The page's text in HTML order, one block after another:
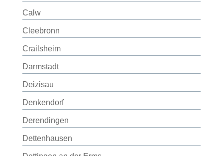
Calw
Cleebronn
Crailsheim
Darmstadt
Deizisau
Denkendorf
Derendingen
Dettenhausen